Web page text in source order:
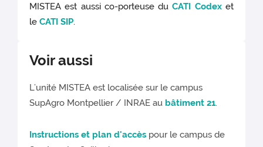
MISTEA est aussi co-porteuse duCATI Codexet
leCATI SIP.
Voir aussi
L’unité MISTEA est localisée sur le campus
SupAgro Montpellier / INRAE au bâtiment 21.
Instructions et plan d'accès pour le campus de